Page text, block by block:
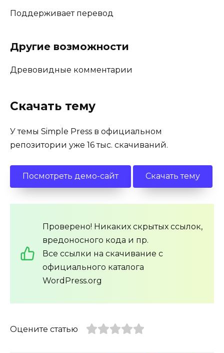
Поддерживает перевод
Другие возможности
Древовидные комментарии
Скачать тему
У темы Simple Press в официальном
репозитории уже 16 тыс. скачиваний.
Посмотреть демо-сайт Скачать тему
Проверено! Никаких скрытых ссылок,
вредоносного кода и пр.
Все ссылки на скачивание с
официального каталога
WordPress.org
Оцените статью